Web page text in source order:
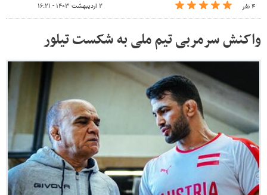
۴ نفر ۲ اردیبهشت ۱۴۰۳ - ۱۶:۲۱
واکنش سرمربی تیم ملی به شکست تیلور